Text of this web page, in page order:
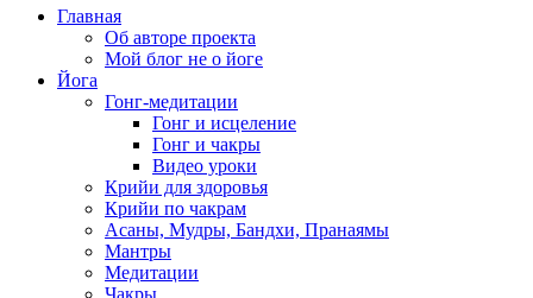
Главная
Об авторе проекта
Мой блог не о йоге
Йога
Гонг-медитации
Гонг и исцеление
Гонг и чакры
Видео уроки
Крийи для здоровья
Крийи по чакрам
Асаны, Мудры, Бандхи, Пранаямы
Мантры
Медитации
Чакры